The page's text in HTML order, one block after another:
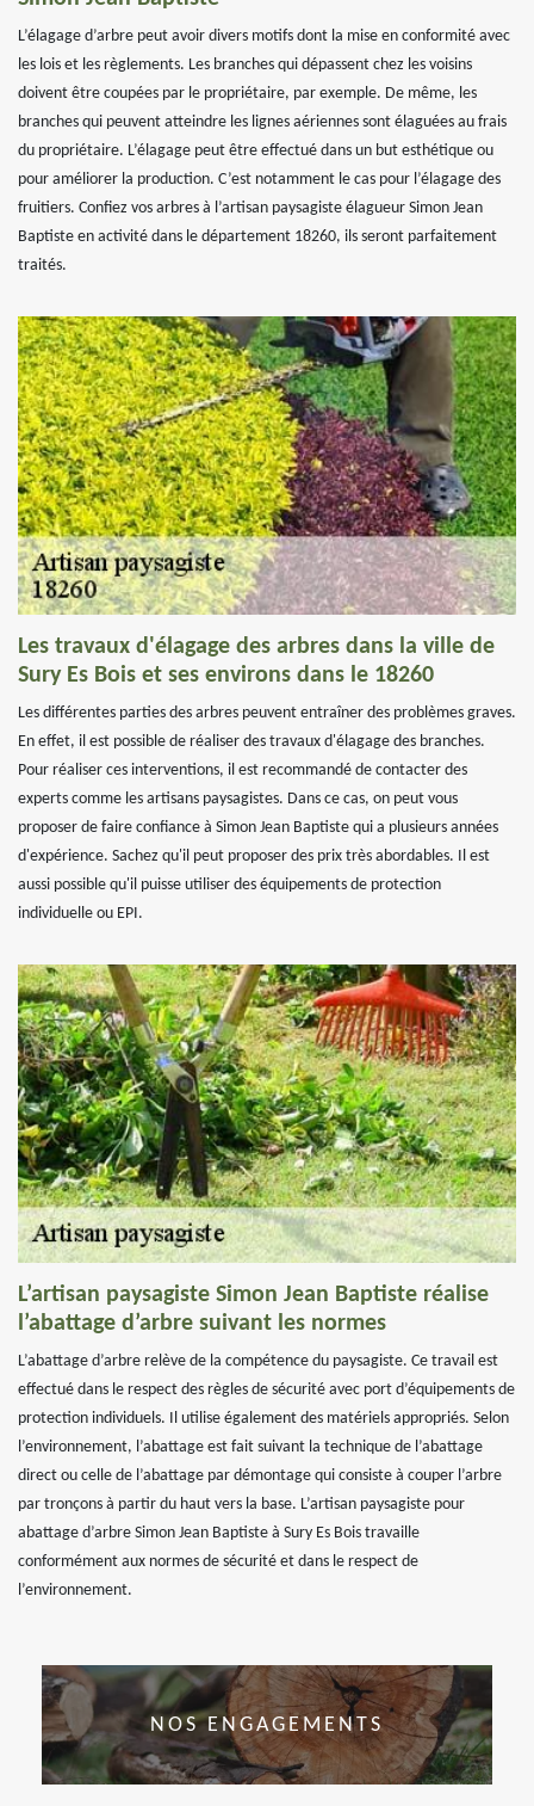
L’élagage d’arbre peut avoir divers motifs dont la mise en conformité avec
les lois et les règlements. Les branches qui dépassent chez les voisins
doivent être coupées par le propriétaire, par exemple. De même, les
branches qui peuvent atteindre les lignes aériennes sont élaguées au frais
du propriétaire. L’élagage peut être effectué dans un but esthétique ou
pour améliorer la production. C’est notamment le cas pour l’élagage des
fruitiers. Confiez vos arbres à l’artisan paysagiste élagueur Simon Jean
Baptiste en activité dans le département 18260, ils seront parfaitement
traités.
Les travaux d'élagage des arbres dans la ville de
Sury Es Bois et ses environs dans le 18260
Les différentes parties des arbres peuvent entraîner des problèmes graves.
En effet, il est possible de réaliser des travaux d'élagage des branches.
Pour réaliser ces interventions, il est recommandé de contacter des
experts comme les artisans paysagistes. Dans ce cas, on peut vous
proposer de faire confiance à Simon Jean Baptiste qui a plusieurs années
d'expérience. Sachez qu'il peut proposer des prix très abordables. Il est
aussi possible qu'il puisse utiliser des équipements de protection
individuelle ou EPI.
L’artisan paysagiste Simon Jean Baptiste réalise
l’abattage d’arbre suivant les normes
L’abattage d’arbre relève de la compétence du paysagiste. Ce travail est
effectué dans le respect des règles de sécurité avec port d’équipements de
protection individuels. Il utilise également des matériels appropriés. Selon
l’environnement, l’abattage est fait suivant la technique de l’abattage
direct ou celle de l’abattage par démontage qui consiste à couper l’arbre
par tronçons à partir du haut vers la base. L’artisan paysagiste pour
abattage d’arbre Simon Jean Baptiste à Sury Es Bois travaille
conformément aux normes de sécurité et dans le respect de
l’environnement.
NOS ENGAGEMENTS